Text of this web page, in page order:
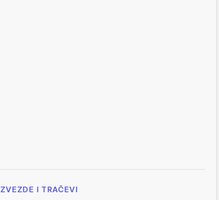
ZVEZDE I TRAČEVI